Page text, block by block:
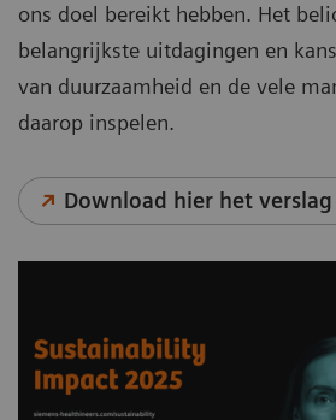
ons doel bereikt hebben. Het
belangrijkste uitdagingen en
van duurzaamheid en de vele
daarop inspelen.
Download hier het